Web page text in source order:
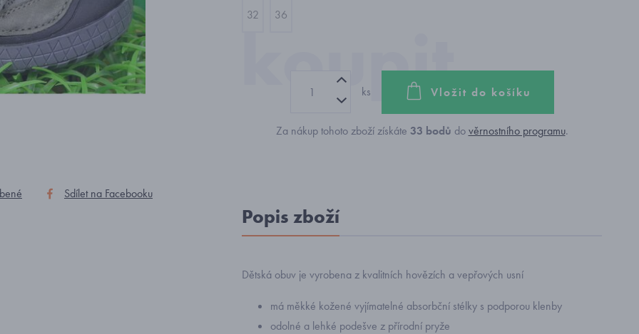
Sdílet na Facebooku
32 36
ks Vložit do košíku
Za nákup tohoto zboží získáte 33 bodů dověrnostního programu.
Popis zboží
Dětská obuv je vyrobena z kvalitních hovězích a vepřových usní
má měkké kožené vyjímatelné absorbční stélky s podporou klenby
odolné a lehké podešve z přírodní pryže